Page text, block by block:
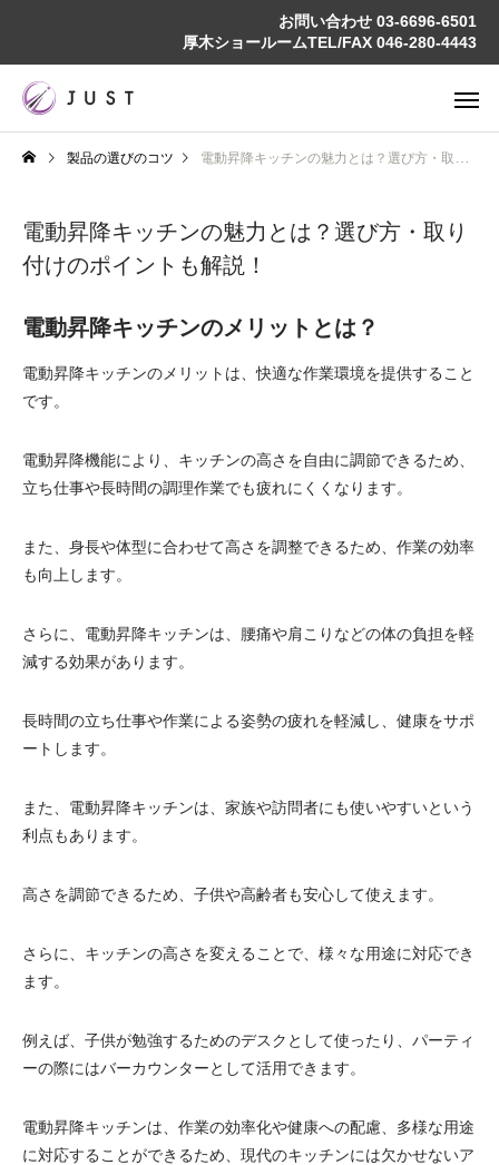
お問い合わせ 03-6696-6501
厚木ショールームTEL/FAX 046-280-4443
電動昇降洗面台
製品の選びのコツ 電動昇降キッチンの魅力とは？選び方・取り付けのポイントも解説！
電動昇降キッチンの魅力とは？選び方・取り
付けのポイントも解説！
電動昇降キッチンのメリットとは？
電動昇降キッチンのメリットは、快適な作業環境を提供すること
です。
電動昇降機能により、キッチンの高さを自由に調節できるため、
立ち仕事や長時間の調理作業でも疲れにくくなります。
また、身長や体型に合わせて高さを調整できるため、作業の効率
も向上します。
さらに、電動昇降キッチンは、腰痛や肩こりなどの体の負担を軽
減する効果があります。
長時間の立ち仕事や作業による姿勢の疲れを軽減し、健康をサポ
ートします。
また、電動昇降キッチンは、家族や訪問者にも使いやすいという
利点もあります。
高さを調節できるため、子供や高齢者も安心して使えます。
さらに、キッチンの高さを変えることで、様々な用途に対応でき
ます。
例えば、子供が勉強するためのデスクとして使ったり、パーティ
ーの際にはバーカウンターとして活用できます。
電動昇降キッチンは、作業の効率化や健康への配慮、多様な用途
に対応することができるため、現代のキッチンには欠かせないア